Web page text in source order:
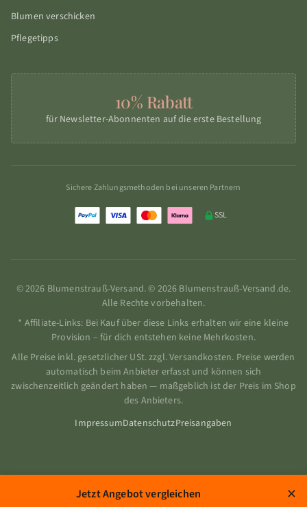
Blumen verschicken
Pflegetipps
10% Rabatt
für Newsletter-Abonnenten auf die erste Bestellung
Sichere Zahlungsmethoden bei unseren Partnern
SSL
© 2026 Blumenstrauß-Versand. © 2026 Blumenstrauß-Versand.de.
Alle Rechte vorbehalten.
* Affiliate-Links: Bei Kauf über diese Links erhalten wir eine kleine
Provision – für dich entstehen keine Mehrkosten.
Alle Preise inkl. gesetzlicher USt. zzgl. Versandkosten. Preise werden
automatisch beim Anbieter erfasst und können sich
zwischenzeitlich geändert haben — maßgeblich ist der Preis im Shop
des Anbieters.
ImpressumDatenschutzPreisangaben
Jetzt Angebot vergleichen ×